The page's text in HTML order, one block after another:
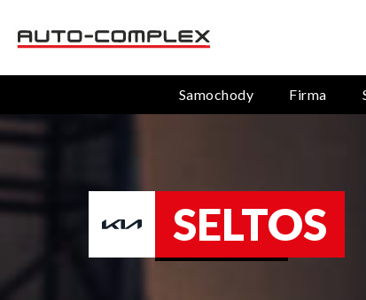
Samochody Firma
SELTOS